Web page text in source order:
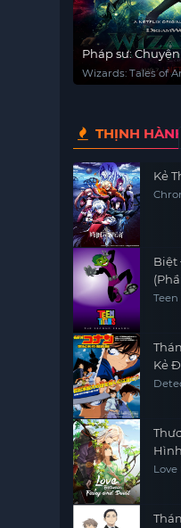
Pháp sư:
Wizards: Tales of
THỊNH
Kẻ
Biệt
Teen
Kẻ